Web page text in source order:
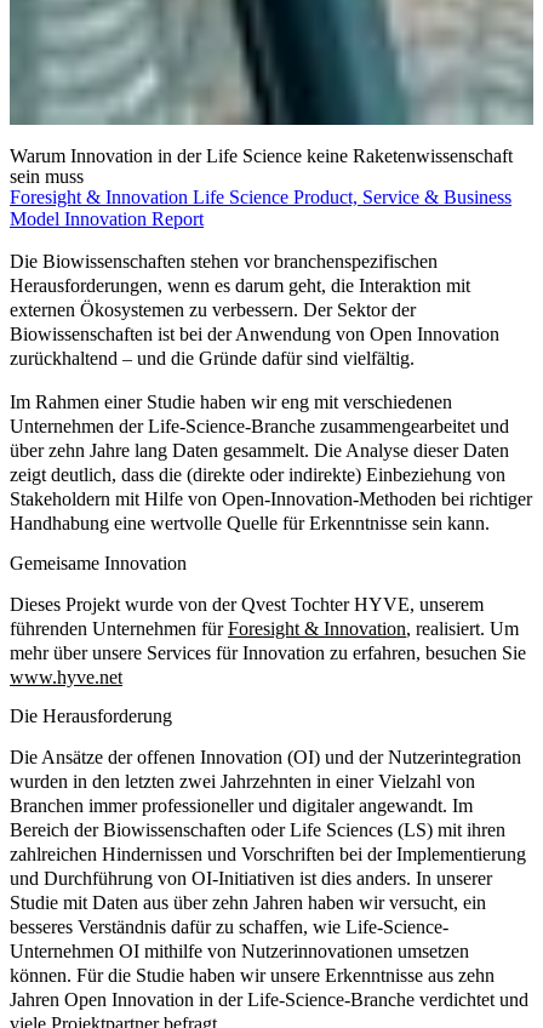
Warum Innovation in der Life Science keine Raketenwissenschaft
sein muss
Foresight & Innovation Life Science Product, Service & Business
Model Innovation Report
Die Biowissenschaften stehen vor branchenspezifischen
Herausforderungen, wenn es darum geht, die Interaktion mit
externen Ökosystemen zu verbessern. Der Sektor der
Biowissenschaften ist bei der Anwendung von Open Innovation
zurückhaltend – und die Gründe dafür sind vielfältig.
Im Rahmen einer Studie haben wir eng mit verschiedenen
Unternehmen der Life-Science-Branche zusammengearbeitet und
über zehn Jahre lang Daten gesammelt. Die Analyse dieser Daten
zeigt deutlich, dass die (direkte oder indirekte) Einbeziehung von
Stakeholdern mit Hilfe von Open-Innovation-Methoden bei richtiger
Handhabung eine wertvolle Quelle für Erkenntnisse sein kann.
Gemeisame Innovation
Dieses Projekt wurde von der Qvest Tochter HYVE, unserem
führenden Unternehmen fürForesight & Innovation, realisiert. Um
mehr über unsere Services für Innovation zu erfahren, besuchen Sie
www.hyve.net
Die Herausforderung
Die Ansätze der offenen Innovation (OI) und der Nutzerintegration
wurden in den letzten zwei Jahrzehnten in einer Vielzahl von
Branchen immer professioneller und digitaler angewandt. Im
Bereich der Biowissenschaften oder Life Sciences (LS) mit ihren
zahlreichen Hindernissen und Vorschriften bei der Implementierung
und Durchführung von OI-Initiativen ist dies anders. In unserer
Studie mit Daten aus über zehn Jahren haben wir versucht, ein
besseres Verständnis dafür zu schaffen, wie Life-Science-
Unternehmen OI mithilfe von Nutzerinnovationen umsetzen
können. Für die Studie haben wir unsere Erkenntnisse aus zehn
Jahren Open Innovation in der Life-Science-Branche verdichtet und
viele Projektpartner befragt.